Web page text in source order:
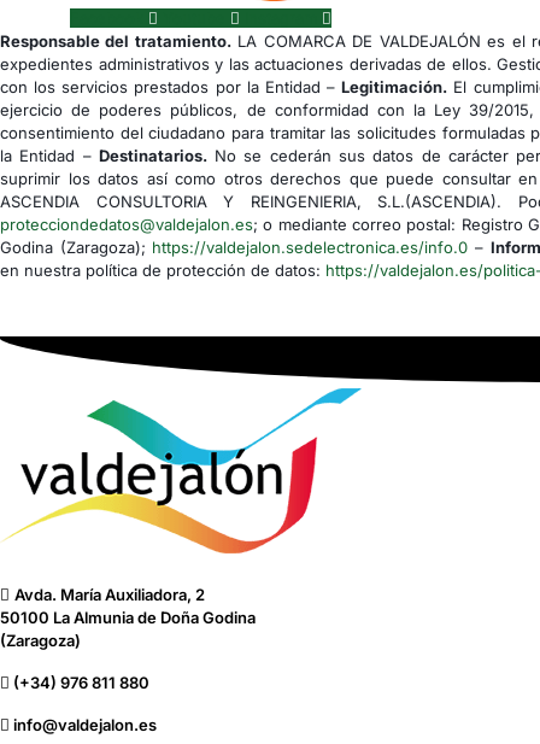
Responsable del tratamiento.LA COMARCA DE VALDEJALÓN es
expedientes administrativos y las actuaciones derivadas de ellos.
con los servicios prestados por la Entidad –Legitimación. El
ejercicio de poderes públicos, de conformidad con la Ley 39/
consentimiento del ciudadano para tramitar las solicitudes
la Entidad – Destinatarios.No se cederán sus datos de carácter
suprimir los datos así como otros derechos que puede consultar
ASCENDIA CONSULTORIA Y REINGENIERIA,
protecciondedatos@valdejalon.es; o mediante correo postal: Registro
Godina (Zaragoza); https://valdejalon.sedelectronica.es/info.0 –
en nuestra política de protección de datos: https://valdejalon.es/
Avda. María Auxiliadora, 2
50100 La Almunia de Doña Godina
(Zaragoza)
(+34) 976 811 880
info@valdejalon.es